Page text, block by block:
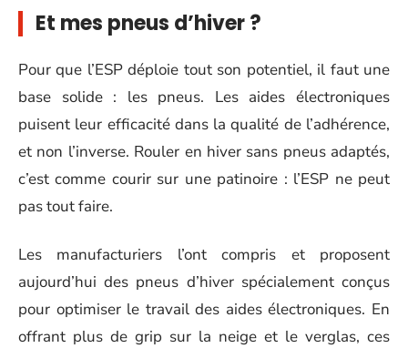
Et mes pneus d’hiver ?
Pour que l’ESP déploie tout son potentiel, il faut une
base solide : les pneus. Les aides électroniques
puisent leur efficacité dans la qualité de l’adhérence,
et non l’inverse. Rouler en hiver sans pneus adaptés,
c’est comme courir sur une patinoire : l’ESP ne peut
pas tout faire.
Les manufacturiers l’ont compris et proposent
aujourd’hui des pneus d’hiver spécialement conçus
pour optimiser le travail des aides électroniques. En
offrant plus de grip sur la neige et le verglas, ces